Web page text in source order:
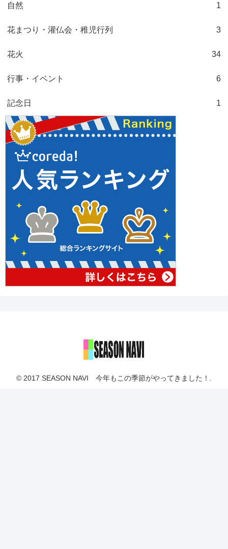
自然 1
花まつり・灌仏会・稚児行列 3
花火 34
行事・イベント 6
記念日 1
© 2017 SEASON NAVI 今年もこの季節がやってきました！.